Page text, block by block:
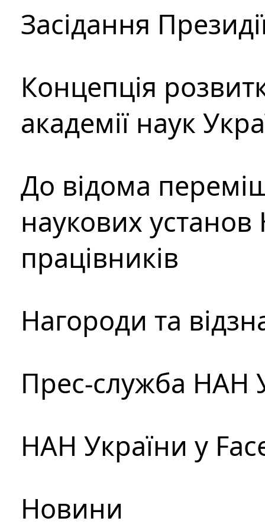
Засідання
Концепція
академії наук
До відома
наукових установ
працівників
Нагороди та
Прес-служба НАН
НАН України у
Новини